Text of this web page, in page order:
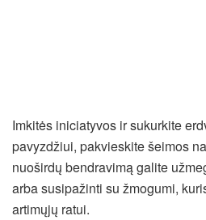
Imkitės iniciatyvos ir sukurkite
pavyzdžiui, pakvieskite šeimos
nuoširdų bendravimą galite
arba susipažinti su žmogumi,
artimųjų ratui.